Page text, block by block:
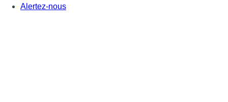
Alertez-nous